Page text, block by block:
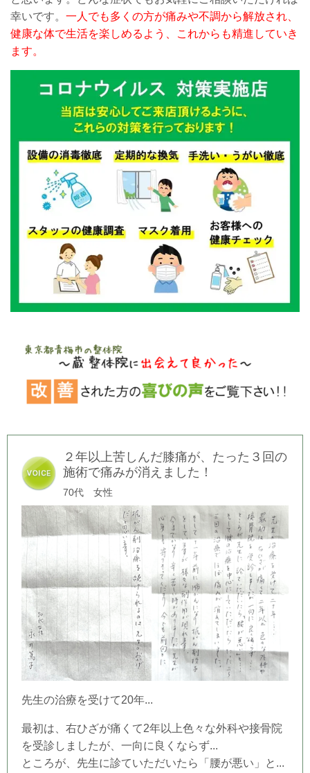
幸いです。 一人でも多くの方が痛みや不調から解放され、
健康な体で生活を楽しめるよう、これからも精進していき
ます。
２年以上苦しんだ膝痛が、たった３回の
施術で痛みが消えました！
70代 女性
先生の治療を受けて20年...
最初は、右ひざが痛くて2年以上色々な外科や接骨院
を受診しましたが、一向に良くならず...
ところが、先生に診ていただいたら「腰が悪い」と...